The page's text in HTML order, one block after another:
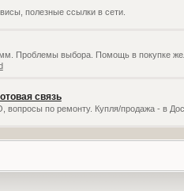
полезные ссылки в сети.
Проблемы выбора. Помощь в покупке
связь
по ремонту. Купля/продажа - в